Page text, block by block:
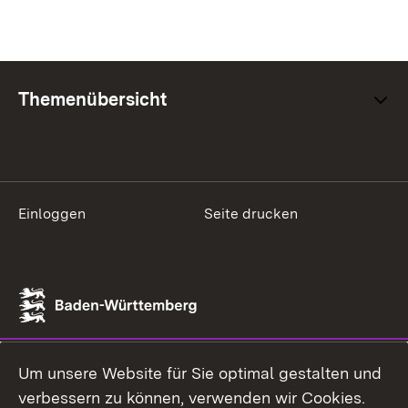
Themenübersicht
Einloggen Seite drucken
Um unsere Website für Sie optimal gestalten und
verbessern zu können, verwenden wir Cookies.